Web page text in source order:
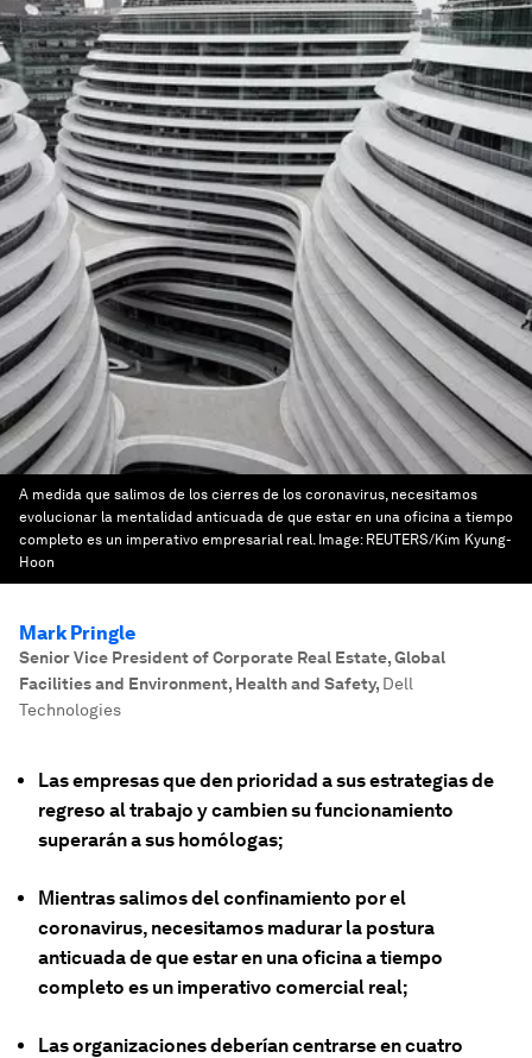
A medida que salimos de los cierres de los coronavirus, necesitamos
evolucionar la mentalidad anticuada de que estar en una oficina a tiempo
completo es un imperativo empresarial real. Image: REUTERS/Kim Kyung-
Hoon
Mark Pringle
Senior Vice President of Corporate Real Estate, Global
Facilities and Environment, Health and Safety, Dell
Technologies
Las empresas que den prioridad a sus estrategias de
regreso al trabajo y cambien su funcionamiento
superarán a sus homólogas;
Mientras salimos del confinamiento por el
coronavirus, necesitamos madurar la postura
anticuada de que estar en una oficina a tiempo
completo es un imperativo comercial real;
Las organizaciones deberían centrarse en cuatro